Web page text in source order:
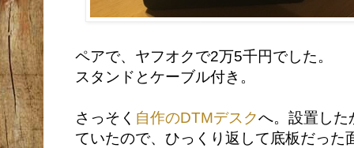
ペアで、ヤフオクで2万5千円でした。
スタンドとケーブル付き。
さっそく 自作のDTMデスクへ。設置した
ていたので、ひっくり返して底板だっ